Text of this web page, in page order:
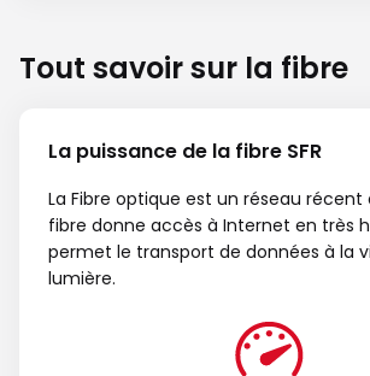
Tout savoir sur la fibre
La puissance de la fibre SFR
La Fibre optique est un réseau récent
fibre donne accès à Internet en très
permet le transport de données à la
lumière.